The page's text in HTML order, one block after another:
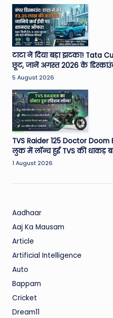
टाटा ने दिया बड़ा झटका! Tata
छूट, जानें अगस्त 2026 के
5 August 2026
TVS Raider 125 Doctor
लुक में लॉन्च हुई TVS की धाकड़
1 August 2026
Aadhaar
Aaj Ka Mausam
Article
Artificial Intelligence
Auto
Bappam
Cricket
Dream11